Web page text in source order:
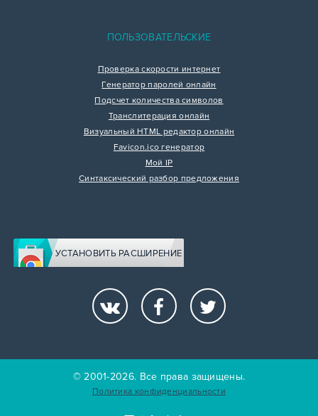
ПОЛЬЗОВАТЕЛЬСКИЕ
Проверка скорости интернет
Генератор паролей онлайн
Подсчет количества символов
Транслитерация онлайн
Визуальный HTML редактор онлайн
Favicon.ico генератор
Мой IP
Синтаксический разбор предложения
УСТАНОВИТЬ РАСШИРЕНИЕ
© 2001-2026. Все права защищены.
Политика конфиденциальности